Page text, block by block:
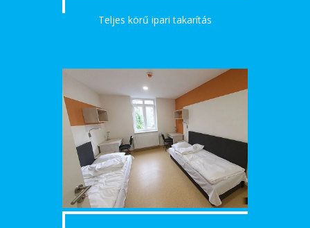
Teljes körű ipari takarítás